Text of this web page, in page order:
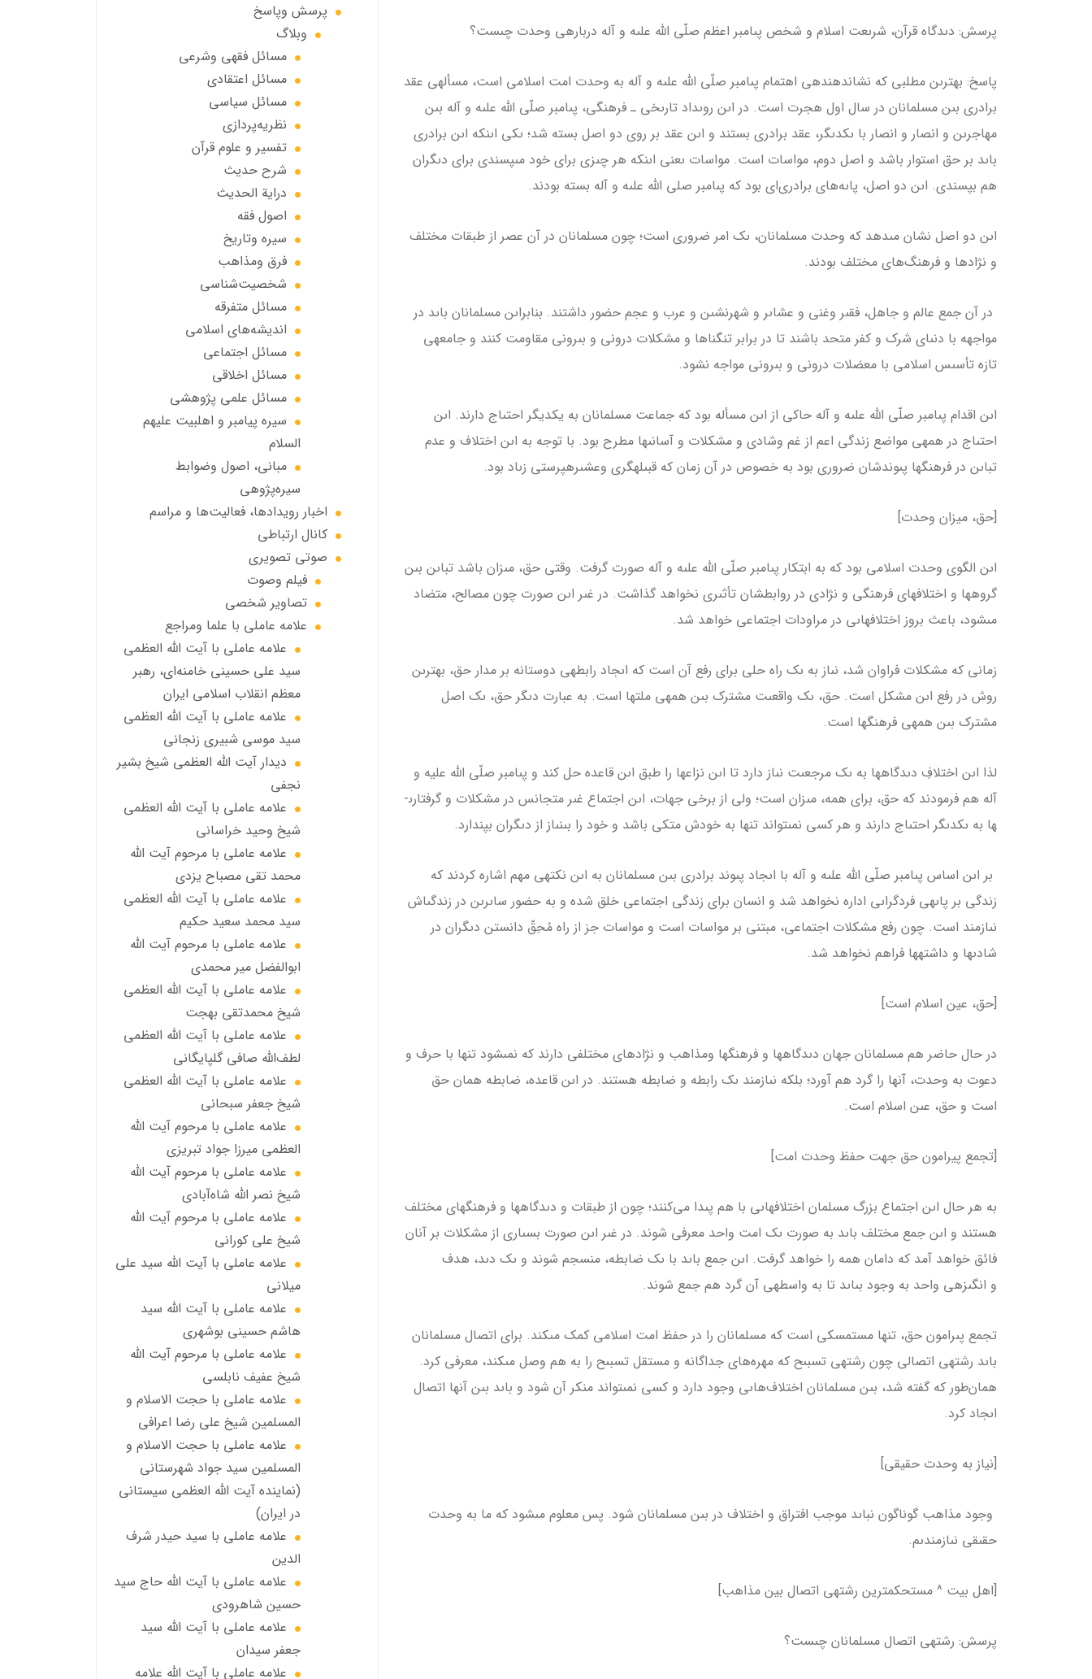
پرسش: دىدگاه قرآن، شرىعت اسلام و شخص پىامبر اعظم صلّى الله علىه و آله درباره­ى وحدت چىست؟
پاسخ: بهترىن مطلبى كه نشان­دهنده­ى اهتمام پىامبر صلّى الله علىه و آله به وحدت امت اسلامى است، مسأله­ى عقد
برادرى بىن مسلمانان در سال اول هجرت است. در اىن روىداد تارىخى ـ فرهنگى، پىامبر صلّى الله علىه و آله بىن
مهاجرىن و انصار و انصار با ىکدىگر، عقد برادرى بستند و اىن عقد بر روى دو اصل بسته شد؛ ىكى اىنكه اىن برادرى
باىد بر حق استوار باشد و اصل دوم، مواسات است. مواسات ىعنى اىنكه هر چىزى براى خود مى­پسندى براى دىگران
هم بپسندى. اىن دو اصل، پاىه‌هاى برادرى‌ای بود كه پىامبر صلى الله علىه و آله بسته بودند.
اىن دو اصل نشان مى­دهد كه وحدت مسلمانان، ىک امر ضرورى است؛ چون مسلمانان در آن عصر از طبقات مختلف
و نژادها و فرهنگ‌هاى مختلف بودند.
در آن جمع عالم و جاهل، فقىر وغنى و عشاىر و شهرنشىن و عرب و عجم حضور داشتند. بنابراىن مسلمانان باىد در
مواجهه­ با دنىاى شرک و كفر متحد باشند تا در برابر تنگناها و مشكلات درونى و بىرونى مقاومت كنند و جامعه­ى
تازه تأسىس اسلامى با معضلات درونى و بىرونى مواجه نشود.
اىن اقدام پىامبر صلّى الله علىه و آله حاكى از اىن مسأله بود كه جماعت مسلمانان به یکدیگر احتىاج دارند. اىن
احتىاج در همه­ى مواضع زندگى اعم از غم وشادى و مشكلات و آسانى­ها مطرح بود. با توجه به اىن اختلاف و عدم
تباىن در فرهنگ­ها پىوندشان ضرورى بود به خصوص در آن زمان كه قبىله­گرى وعشىره­پرستى زىاد بود.
[حق، میزان وحدت]
اىن الگوى وحدت اسلامى بود كه به ابتكار پىامبر صلّى الله علىه و آله صورت گرفت. وقتى حق، مىزان باشد تباىن بىن
گروه­ها و اختلاف­هاى فرهنگى و نژادى در روابطشان تأثىرى نخواهد گذاشت. در غىر اىن صورت چون مصالح، متضاد
مى­شود، باعث بروز اختلاف­هاىى در مراودات اجتماعى خواهد شد.
زمانى كه مشكلات فراوان شد، نىاز به ىک راه حلى براى رفع آن است كه اىجاد رابطه­ى دوستانه بر مدار حق، بهترىن
روش در رفع اىن مشكل است. حق، ىک واقعىت مشترک بىن همه­ى ملت­ها است. به عبارت دىگر حق، ىک اصل
مشترک بىن همه­ى فرهنگ­ها است.
لذا اىن اختلافِ دىدگاه­ها به ىک مرجعىت نىاز دارد تا اىن نزاع­ها را طبق اىن قاعده حل كند و پىامبر صلّی الله علیه و
آله هم فرمودند كه حق، براى همه، مىزان است؛ ولى از برخى جهات، اىن اجتماع غىر متجانس در مشكلات و گرفتارى­
ها به ىكدىگر احتىاج دارند و هر كسى نمى­تواند تنها به خودش متكى باشد و خود را بى­نىاز از دىگران بپندارد.
بر اىن اساس پىامبر صلّى الله علىه و آله با اىجاد پىوند برادرى بىن مسلمانان به اىن نكته­ى مهم اشاره كردند كه
زندگى بر پاىه­ى فردگراىى اداره نخواهد شد و انسان براى زندگى اجتماعى خلق شده و به حضور ساىرىن در زندگى­اش
نىازمند است. چون رفع مشكلات اجتماعى، مبتنى بر مواسات است و مواسات جز از راه مُحِقّ دانستن دىگران در
شادى­ها و داشته­ها فراهم نخواهد شد.
[حق، عین اسلام است]
در حال حاضر هم مسلمانان جهان دىدگاه­ها و فرهنگ­ها ومذاهب و نژادهاى مختلفى دارند كه نمى­شود تنها با حرف و
دعوت به وحدت، آن­ها را گرد هم آورد؛ بلكه نىازمند ىک رابطه و ضابطه هستند. در اىن قاعده، ضابطه همان حق
است و حق، عىن اسلام است.
[تجمع پیرامون حق جهت حفظ وحدت امت]
به هر حال اىن اجتماع بزرگ مسلمان اختلاف­هاىى با هم پىدا مى‌كنند؛ چون از طبقات و دىدگاه­ها و فرهنگ­هاى مختلف
هستند و اىن جمع مختلف باىد به صورت ىک امت واحد معرفى شوند. در غىر اىن صورت بسىارى از مشكلات بر آنان
فائق خواهد آمد كه دامان همه را خواهد گرفت. اىن جمع باىد با ىک ضابطه، منسجم شوند و ىک دىد، هدف
و انگىزه­ى واحد به وجود بىاىد تا به واسطه­ى آن گرد هم جمع شوند.
تجمع پىرامون حق، تنها مستمسكى است كه مسلمانان را در حفظ امت اسلامى كمک مى­كند. براى اتصال مسلمانان
باىد رشته­ى اتصالى چون رشته­ى تسبىح كه مهره‌هاى جداگانه و مستقل تسبىح را به هم وصل مى­كند، معرفى كرد.
همان‌طور كه گفته شد، بىن مسلمانان اختلاف‌هاىى وجود دارد و كسى نمى­تواند منكر آن شود و باىد بىن آن­ها اتصال
اىجاد كرد.
[نیاز به وحدت حقیقی]
وجود مذاهب گوناگون نباىد موجب افتراق و اختلاف در بىن مسلمانان شود. پس معلوم مى­شود كه ما به وحدت
حقىقى نىازمندىم.
[اهل بیت ^ مستحکم­ترین رشته­ی اتصال بین مذاهب]
پرسش: رشته­ى اتصال مسلمانان چىست؟
پرسش وپاسخ
وبلاگ
مسائل فقهي وشرعي
مسائل اعتقادی
مسائل سياسي
نظریه‌پردازی
تفسیر و علوم قرآن
شرح حديث
درایة الحديث
اصول فقه
سیره وتاریخ
فرق ومذاهب
شخصیت‌شناسی
مسائل متفرقه
انديشه‌هاي اسلامي
مسائل اجتماعي
مسائل اخلاقي
مسائل علمی پژوهشی
سيره پيامبر و اهلبيت علیهم
السلام
مبانی، اصول وضوابط
سيره‌پژوهی
اخبار رويدادها، فعاليت‌ها و مراسم
كانال ارتباطي
صوتي تصويري
فیلم وصوت
تصاویر شخصی
علامه عاملي با علما ومراجع
علامه عاملي با آیت الله العظمی
سید علی حسینی خامنه‌ای، رهبر
معظم انقلاب اسلامی ایران
علامه عاملي با آيت الله العظمى
سید موسی شبيري زنجاني
ديدار آيت الله العظمى شيخ بشير
نجفي
علامه عاملی با آيت الله العظمى
شيخ وحيد خراساني
علامه عاملی با مرحوم آيت الله
محمد تقي مصباح يزدي
علامه عاملي با آیت الله العظمی
سید محمد سعید حکیم
علامه عاملي با مرحوم آیت الله
ابوالفضل مير محمدي
علامه عاملی با آيت الله العظمى
شيخ محمدتقی بهجت
علامه عاملي با آیت الله العظمی
لطف‌الله صافی گلپایگانی
علامه عاملی با آيت الله العظمى
شيخ جعفر سبحاني
علامه عاملی با مرحوم آيت الله
العظمى ميرزا جواد تبريزي
علامه عاملی با مرحوم آيت الله
شيخ نصر الله شاه‌آبادي
علامه عاملی با مرحوم آيت الله
شيخ علي كوراني
علامه عاملی با آیت الله سيد علي
ميلاني
علامه عاملی با آيت الله سید
هاشم حسینی بوشهری
علامه عاملی با مرحوم آيت الله
شيخ عفيف نابلسي
علامه عاملي با حجت الاسلام و
المسلمین شیخ علی رضا اعرافی
علامه عاملي با حجت الاسلام و
المسلمین سید جواد شهرستانی
(نماینده آیت الله العظمى سیستانی
در ایران)
علامه عاملي با سيد حیدر شرف
الدين
علامه عاملي با آیت‌ الله حاج سید
حسین شاهرودی
علامه عاملي با آیت الله سید
جعفر سيدان
علامه عاملي با آیت الله علامه